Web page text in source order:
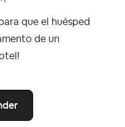
que el huésped
de un